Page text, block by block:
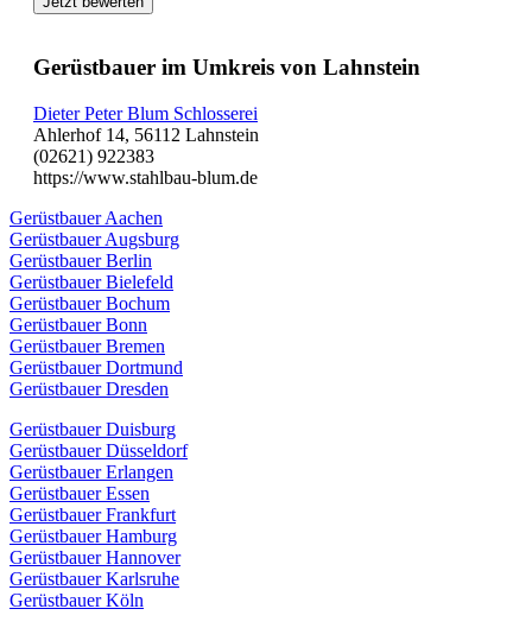
Gerüstbauer im Umkreis von Lahnstein
Dieter Peter Blum Schlosserei
Ahlerhof 14, 56112 Lahnstein
(02621) 922383
https://www.stahlbau-blum.de
Gerüstbauer Aachen
Gerüstbauer Augsburg
Gerüstbauer Berlin
Gerüstbauer Bielefeld
Gerüstbauer Bochum
Gerüstbauer Bonn
Gerüstbauer Bremen
Gerüstbauer Dortmund
Gerüstbauer Dresden
Gerüstbauer Duisburg
Gerüstbauer Düsseldorf
Gerüstbauer Erlangen
Gerüstbauer Essen
Gerüstbauer Frankfurt
Gerüstbauer Hamburg
Gerüstbauer Hannover
Gerüstbauer Karlsruhe
Gerüstbauer Köln